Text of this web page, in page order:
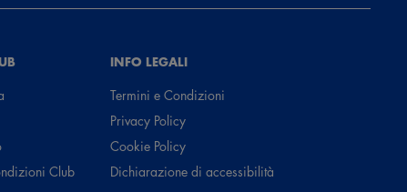
Club
INFO LEGALI
Termini e Condizioni
Privacy Policy
Cookie Policy
Dichiarazione di accessibilità